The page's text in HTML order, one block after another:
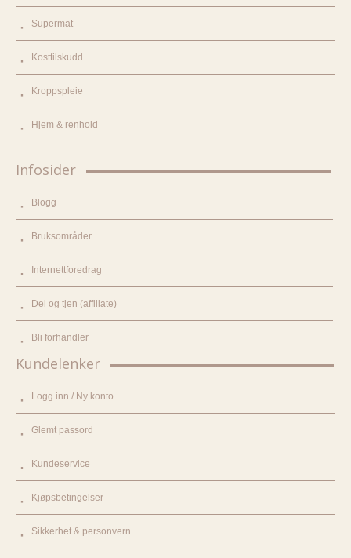
Supermat
Kosttilskudd
Kroppspleie
Hjem & renhold
Infosider
Blogg
Bruksområder
Internettforedrag
Del og tjen (affiliate)
Bli forhandler
Kundelenker
Logg inn / Ny konto
Glemt passord
Kundeservice
Kjøpsbetingelser
Sikkerhet & personvern